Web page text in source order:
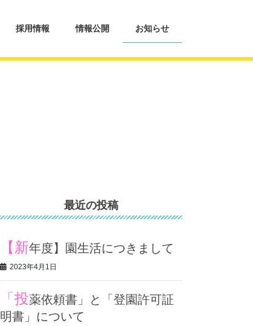
採用情報 情報公開 お知らせ
最近の投稿
【新年度】園生活につきまして
2023年4月1日
「投薬依頼書」と「登園許可証
明書」について